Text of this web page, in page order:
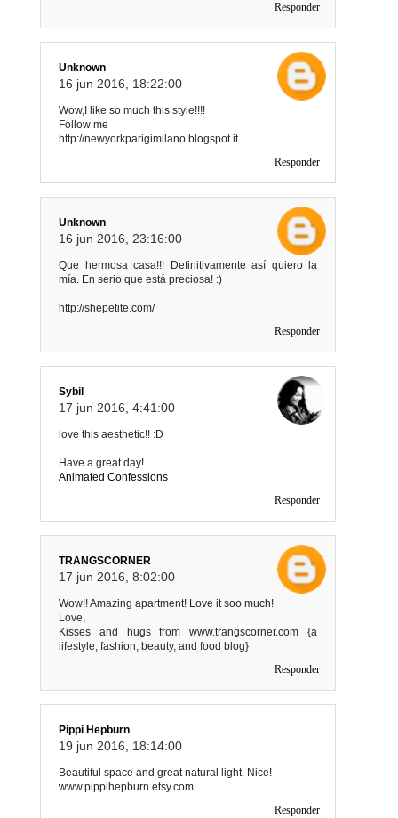
Responder
Unknown
16 jun 2016, 18:22:00
Wow,I like so much this style!!!!
Follow me
http://newyorkparigimilano.blogspot.it
Responder
Unknown
16 jun 2016, 23:16:00
Que hermosa casa!!! Definitivamente así quiero la
mía. En serio que está preciosa! :)
http://shepetite.com/
Responder
Sybil
17 jun 2016, 4:41:00
love this aesthetic!! :D
Have a great day!
Animated Confessions
Responder
TRANGSCORNER
17 jun 2016, 8:02:00
Wow!! Amazing apartment! Love it soo much!
Love,
Kisses and hugs from www.trangscorner.com {a
lifestyle, fashion, beauty, and food blog}
Responder
Pippi Hepburn
19 jun 2016, 18:14:00
Beautiful space and great natural light. Nice!
www.pippihepburn.etsy.com
Responder